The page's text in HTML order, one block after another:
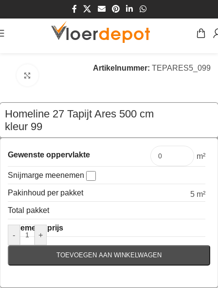
/Vloeren/Tapijt
Artikelnummer: TEPARES5_099
Homeline 27 Tapijt Ares 500 cm
kleur 99
€149,50 per mtr
Gewenste oppervlakte m²
Snijmarge meenemen
Pakinhoud per pakket
5 m²
Total pakket
Algemene prijs
-
+
TOEVOEGEN AAN WINKELWAGEN